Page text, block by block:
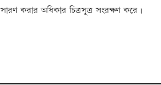
করার অধিকার চিত্রসূত্র সংরক্ষণ করে।